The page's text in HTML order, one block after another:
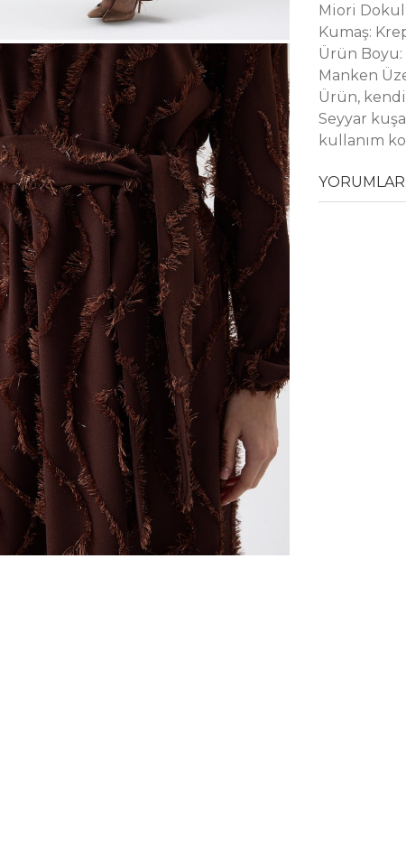
Miori
Kumaş:
Ürün Boyu:
Manken
Ürün,
Seyyar
kullanım